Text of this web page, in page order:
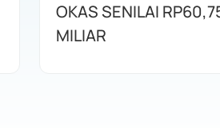
OKAS SENILAI
MILIAR